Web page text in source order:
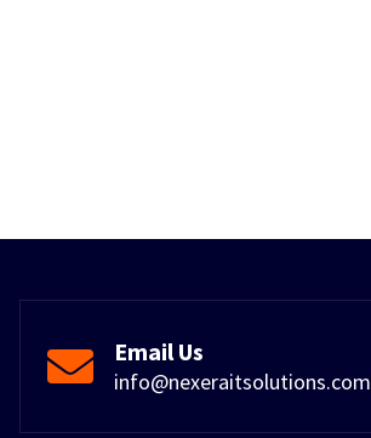
Email Us
info@nexeraitsolutions.com